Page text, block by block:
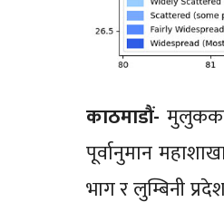
काठमाडौं-
पूर्वानुमान
भाग र लुम्बिनी